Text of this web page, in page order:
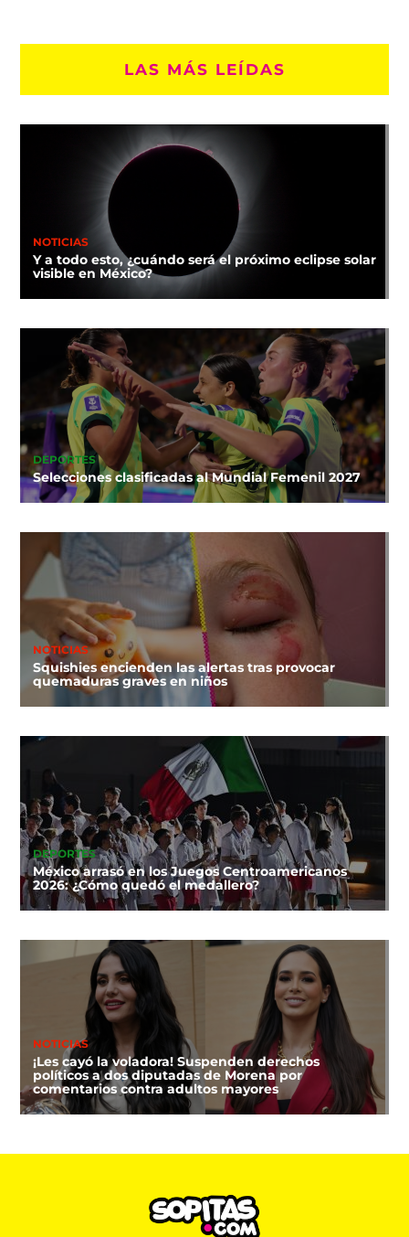
LAS MÁS LEÍDAS
NOTICIAS
Y a todo esto, ¿cuándo será el próximo eclipse solar
visible en México?
DEPORTES
Selecciones clasificadas al Mundial Femenil 2027
NOTICIAS
Squishies encienden las alertas tras provocar
quemaduras graves en niños
DEPORTES
México arrasó en los Juegos Centroamericanos
2026: ¿Cómo quedó el medallero?
NOTICIAS
¡Les cayó la voladora! Suspenden derechos
políticos a dos diputadas de Morena por
comentarios contra adultos mayores